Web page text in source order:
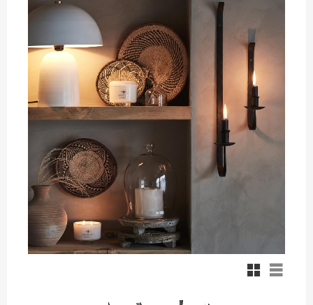
Rutnätsvy
Listvy